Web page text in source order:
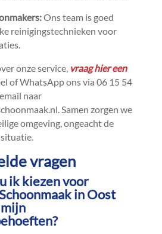
Ons team is goed
reinigingstechnieken voor
onze service, vraag hier een
of WhatsApp ons via 06 15 54
naar
Samen zorgen we
omgeving, ongeacht de
vragen
ik kiezen voor
in Oost